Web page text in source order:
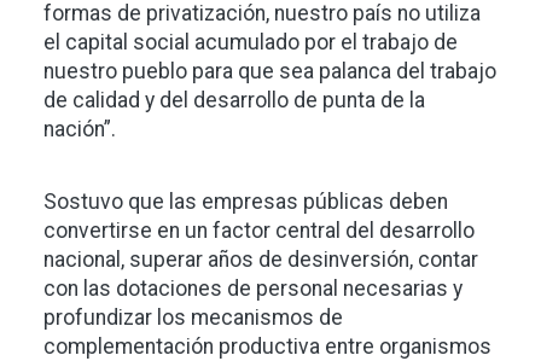
formas de privatización, nuestro país no utiliza
el capital social acumulado por el trabajo de
nuestro pueblo para que sea palanca del trabajo
de calidad y del desarrollo de punta de la
nación”.
Sostuvo que las empresas públicas deben
convertirse en un factor central del desarrollo
nacional, superar años de desinversión, contar
con las dotaciones de personal necesarias y
profundizar los mecanismos de
complementación productiva entre organismos